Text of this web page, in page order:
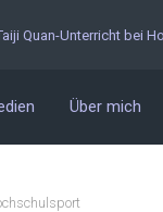
Quan-Unterricht bei
Über mich